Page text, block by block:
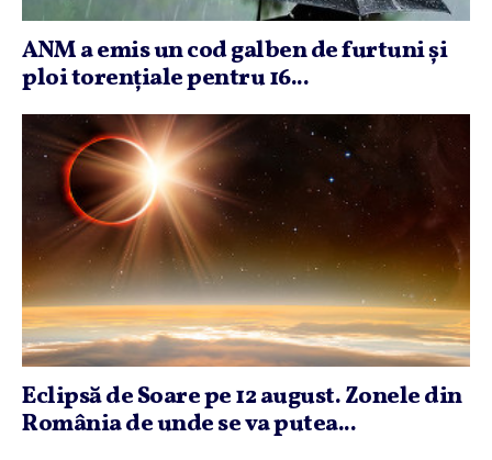
ANM a emis un cod galben de furtuni şi
ploi torenţiale pentru 16...
Eclipsă de Soare pe 12 august. Zonele din
România de unde se va putea...